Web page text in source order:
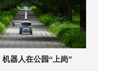
机器人在公园“上岗”